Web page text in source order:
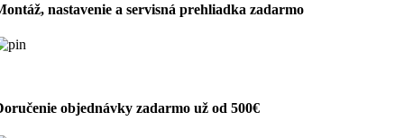
nastavenie a servisná prehliadka zadarmo
objednávky zadarmo už od 500€